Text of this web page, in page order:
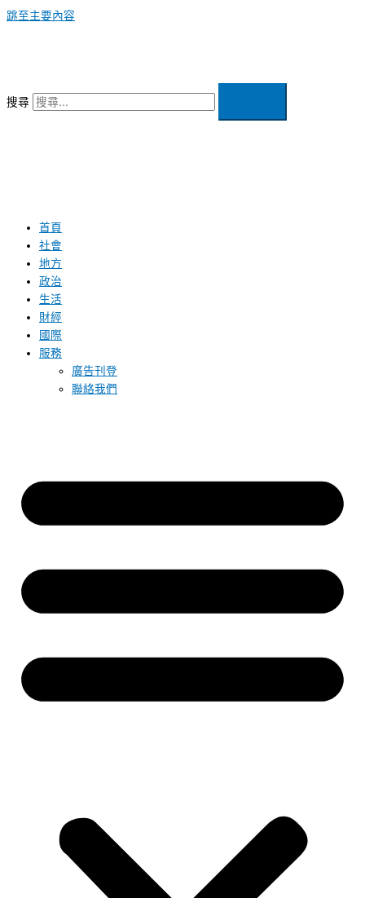
跳至主要內容
搜尋
首頁
社會
地方
政治
生活
財經
國際
服務
廣告刊登
聯絡我們